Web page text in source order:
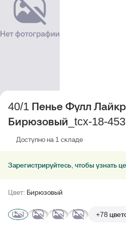
40/1 Пенье Фулл
Бирюзовый_tcx-18-
Доступно на 1 складе
Зарегистрируйтесь, чтобы узнать
Цвет: Бирюзовый
+78